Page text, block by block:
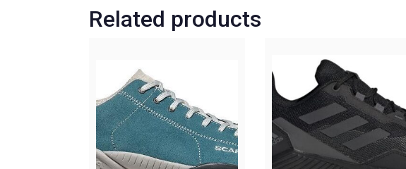
Related products